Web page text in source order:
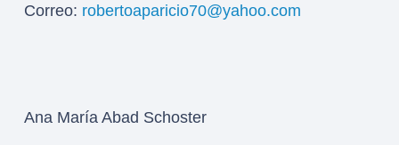
Correo: robertoaparicio70@yahoo.com
Ana María Abad Schoster